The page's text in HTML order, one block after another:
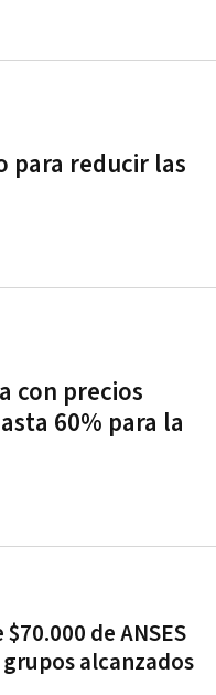
para reducir las
con precios
60% para la
de ANSES
alcanzados